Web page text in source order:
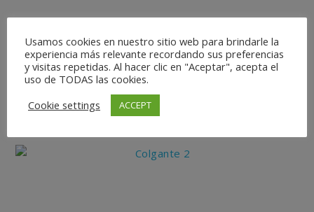
Usamos cookies en nuestro sitio web para brindarle la
experiencia más relevante recordando sus preferencias
y visitas repetidas. Al hacer clic en "Aceptar", acepta el
uso de TODAS las cookies.
Cookie settings
ACCEPT